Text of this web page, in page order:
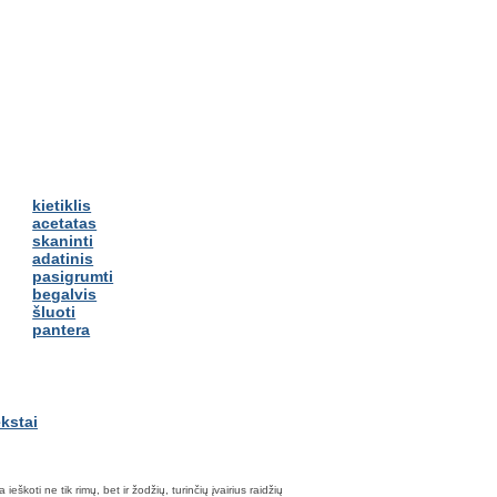
kietiklis
acetatas
skaninti
adatinis
pasigrumti
begalvis
šluoti
pantera
ne tik rimų, bet ir žodžių, turinčių įvairius raidžių